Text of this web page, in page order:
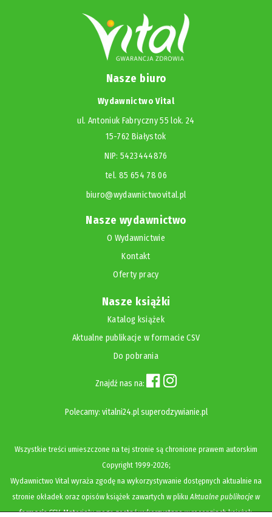
Nasze biuro
Wydawnictwo Vital
ul. Antoniuk Fabryczny 55 lok. 24
15-762 Białystok
NIP: 5423444876
tel. 85 654 78 06
biuro@wydawnictwovital.pl
Nasze wydawnictwo
O Wydawnictwie
Kontakt
Oferty pracy
Nasze książki
Katalog książek
Aktualne publikacje w formacie CSV
Do pobrania
Znajdź nas na:
Polecamy: vitalni24.pl superodzywianie.pl
Wszystkie treści umieszczone na tej stronie są chronione prawem autorskim
Copyright1999-2026;
Wydawnictwo Vital wyraża zgodę na wykorzystywanie dostępnych aktualnie na
stronie okładek oraz opisów książek zawartych w pliku Aktualne publikacje w
formacie CSV. Materiały mogą zostać wykorzystane w recenzjach książek,